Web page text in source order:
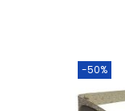
-50%